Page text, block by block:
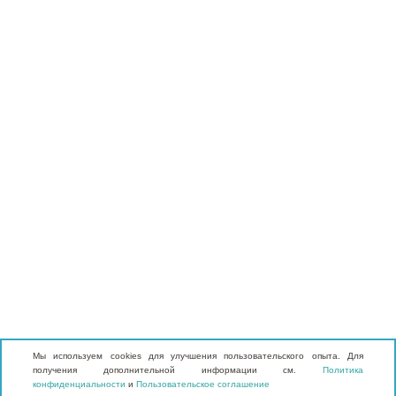
Мы используем cookies для улучшения пользовательского опыта. Для
получения дополнительной информации см. Политика
конфиденциальности и Пользовательское соглашение